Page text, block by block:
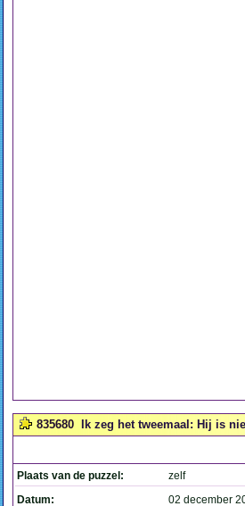
835680 Ik zeg het tweemaal: Hij is
Plaats van de puzzel:
zelf
Datum:
02 december